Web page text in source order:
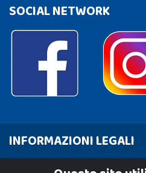
SOCIAL NETWORK
INFORMAZIONI LEGALI
Cookie Policy